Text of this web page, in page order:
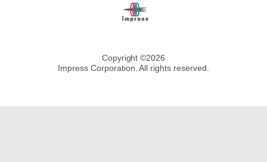
Copyright ©2026
Impress Corporation. All rights reserved.